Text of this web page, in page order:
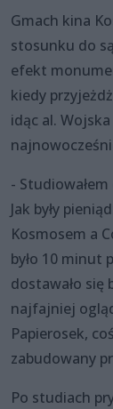
Gmach kina
stosunku do
efekt
kiedy
idąc al.
-
Jak były
Kosmosem a
było 10 minut
dostawało się
najfajniej
Papierosek,
zabudowany
Po studiach